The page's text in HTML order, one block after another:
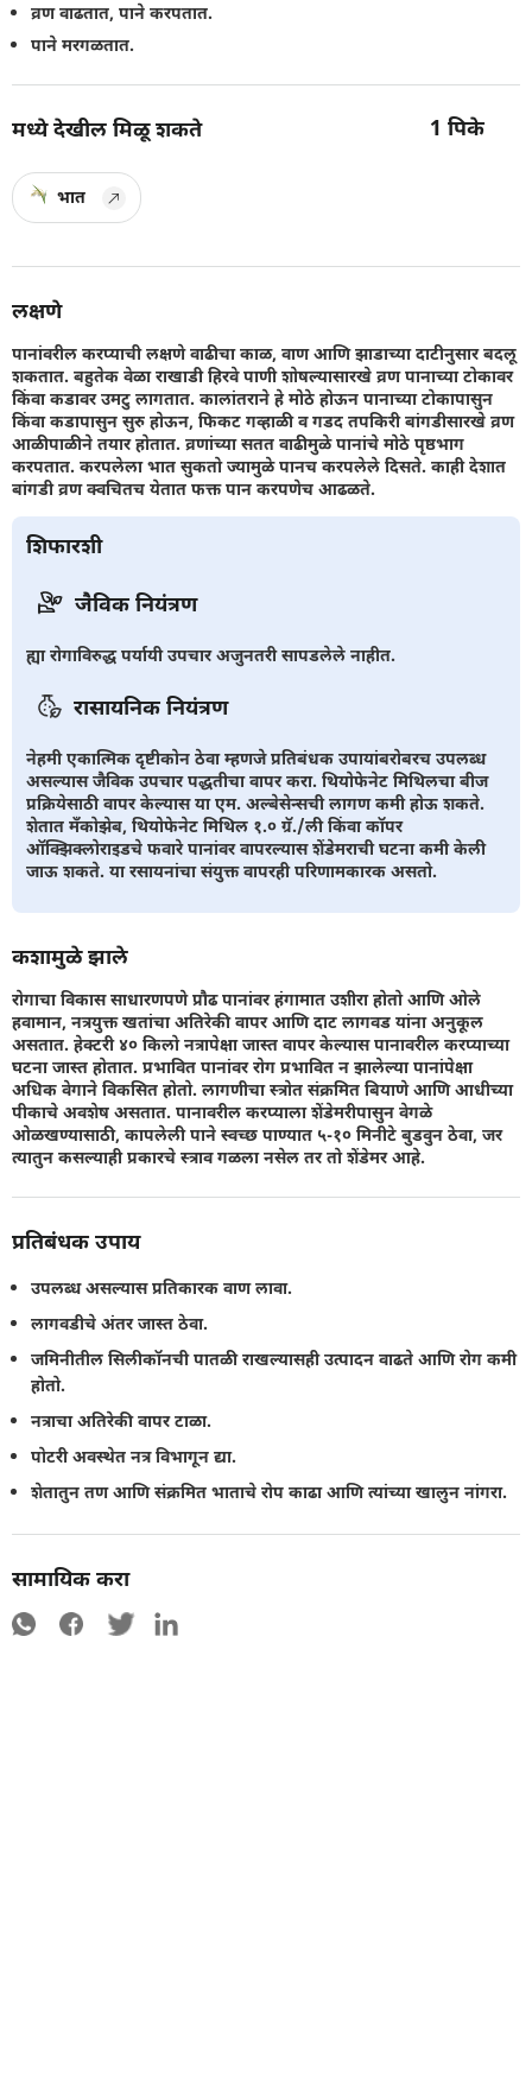
व्रण वाढतात, पाने करपतात.
पाने मरगळतात.
मध्ये देखील मिळू शकते 1 पिके
भात
लक्षणे
पानांवरील करप्याची लक्षणे वाढीचा काळ, वाण आणि झाडाच्या दाटीनुसार बदलू
शकतात. बहुतेक वेळा राखाडी हिरवे पाणी शोषल्यासारखे व्रण पानाच्या टोकावर
किंवा कडावर उमटु लागतात. कालांतराने हे मोठे होऊन पानाच्या टोकापासुन
किंवा कडापासुन सुरु होऊन, फिकट गव्हाळी व गडद तपकिरी बांगडीसारखे व्रण
आळीपाळीने तयार होतात. व्रणांच्या सतत वाढीमुळे पानांचे मोठे पृष्ठभाग
करपतात. करपलेला भात सुकतो ज्यामुळे पानच करपलेले दिसते. काही देशात
बांगडी व्रण क्वचितच येतात फक्त पान करपणेच आढळते.
शिफारशी
जैविक नियंत्रण
ह्या रोगाविरुद्ध पर्यायी उपचार अजुनतरी सापडलेले नाहीत.
रासायनिक नियंत्रण
नेहमी एकात्मिक दृष्टीकोन ठेवा म्हणजे प्रतिबंधक उपायांबरोबरच उपलब्ध
असल्यास जैविक उपचार पद्धतीचा वापर करा. थियोफेनेट मिथिलचा बीज
प्रक्रियेसाठी वापर केल्यास या एम. अल्बेसेन्सची लागण कमी होऊ शकते.
शेतात मँकोझेब, थियोफेनेट मिथिल १.० ग्रॅ./ली किंवा कॉपर
ऑक्झिक्लोराइडचे फवारे पानांवर वापरल्यास शेंडेमराची घटना कमी केली
जाऊ शकते. या रसायनांचा संयुक्त वापरही परिणामकारक असतो.
कशामुळे झाले
रोगाचा विकास साधारणपणे प्रौढ पानांवर हंगामात उशीरा होतो आणि ओले
हवामान, नत्रयुक्त खतांचा अतिरेकी वापर आणि दाट लागवड यांना अनुकूल
असतात. हेक्टरी ४० किलो नत्रापेक्षा जास्त वापर केल्यास पानावरील करप्याच्या
घटना जास्त होतात. प्रभावित पानांवर रोग प्रभावित न झालेल्या पानांपेक्षा
अधिक वेगाने विकसित होतो. लागणीचा स्त्रोत संक्रमित बियाणे आणि आधीच्या
पीकाचे अवशेष असतात. पानावरील करप्याला शेंडेमरीपासुन वेगळे
ओळखण्यासाठी, कापलेली पाने स्वच्छ पाण्यात ५-१० मिनीटे बुडवुन ठेवा, जर
त्यातुन कसल्याही प्रकारचे स्त्राव गळला नसेल तर तो शेंडेमर आहे.
प्रतिबंधक उपाय
उपलब्ध असल्यास प्रतिकारक वाण लावा.
लागवडीचे अंतर जास्त ठेवा.
जमिनीतील सिलीकॉनची पातळी राखल्यासही उत्पादन वाढते आणि रोग कमी
होतो.
नत्राचा अतिरेकी वापर टाळा.
पोटरी अवस्थेत नत्र विभागून द्या.
शेतातुन तण आणि संक्रमित भाताचे रोप काढा आणि त्यांच्या खालुन नांगरा.
सामायिक करा